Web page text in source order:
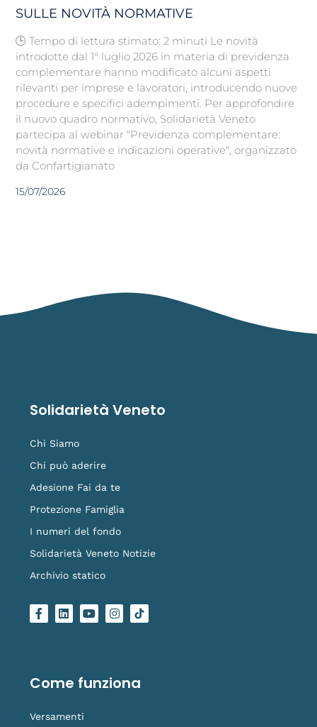
SULLE NOVITÀ NORMATIVE
🕒 Tempo di lettura stimato: 2 minuti Le novità
introdotte dal 1° luglio 2026 in materia di previdenza
complementare hanno modificato alcuni aspetti
rilevanti per imprese e lavoratori, introducendo nuove
procedure e specifici adempimenti. Per approfondire
il nuovo quadro normativo, Solidarietà Veneto
partecipa al webinar “Previdenza complementare:
novità normative e indicazioni operative“, organizzato
da Confartigianato
15/07/2026
Solidarietà Veneto
Chi Siamo
Chi può aderire
Adesione Fai da te
Protezione Famiglia
I numeri del fondo
Solidarietà Veneto Notizie
Archivio statico
F
a
o
k
L
i
i
n
Y
o
e
I
n
r
a
L
o
i
k
Come funziona
Versamenti